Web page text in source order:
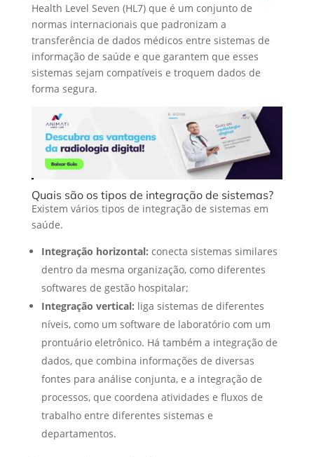
Health Level Seven (HL7) que é um conjunto de
normas internacionais que padronizam a
transferência de dados médicos entre sistemas de
informação de saúde e que garantem que esses
sistemas sejam compatíveis e troquem dados de
forma segura.
Quais são os tipos de integração de sistemas?
Existem vários tipos de integração de sistemas em
saúde.
Integração horizontal: conecta sistemas similares
dentro da mesma organização, como diferentes
softwares de gestão hospitalar;
Integração vertical: liga sistemas de diferentes
níveis, como um software de laboratório com um
prontuário eletrônico. Há também a integração de
dados, que combina informações de diversas
fontes para análise conjunta, e a integração de
processos, que coordena atividades e fluxos de
trabalho entre diferentes sistemas e
departamentos.